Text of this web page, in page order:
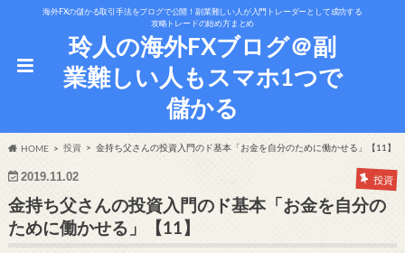
海外FXの儲かる取引手法をブログで公開！副業難しい人が入門トレーダーとして成功する
攻略トレードの始め方まとめ
玲人の海外FXブログ＠副
業難しい人もスマホ1つで
儲かる
HOME 投資 金持ち父さんの投資入門のド基本「お金を自分のために働かせる」【11】
2019.11.02 投資
金持ち父さんの投資入門のド基本「お金を自分の
ために働かせる」【11】